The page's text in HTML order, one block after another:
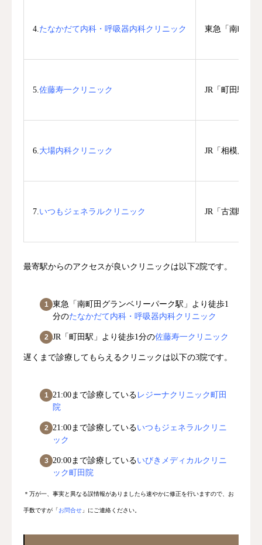
4. たなかだて内科・呼吸器内科クリニック 東急「南町田
5. 佐藤寿一クリニック JR「町田駅」
6. 大場内科クリニック JR「相模原駅
7. いつもジェネラルクリニック JR「古淵駅」
最寄駅からのアクセスが良いクリニックは以下2院です。
東急「南町田グランベリーパーク駅」より徒歩1
分のたなかだて内科・呼吸器内科クリニック
JR「町田駅」より徒歩1分の佐藤寿一クリニック
遅くまで診療してもらえるクリニックは以下の3院です。
21:00まで診療している レジーナクリニック町田
院
21:00まで診療しているいつもジェネラルクリニ
ック
20:00まで診療しているいびきメディカルクリニ
ック町田院
＊万が一、事実と異なる誤情報がありましたら速やかに修正を行いますので、お
手数ですが「お問合せ 」にご連絡ください。